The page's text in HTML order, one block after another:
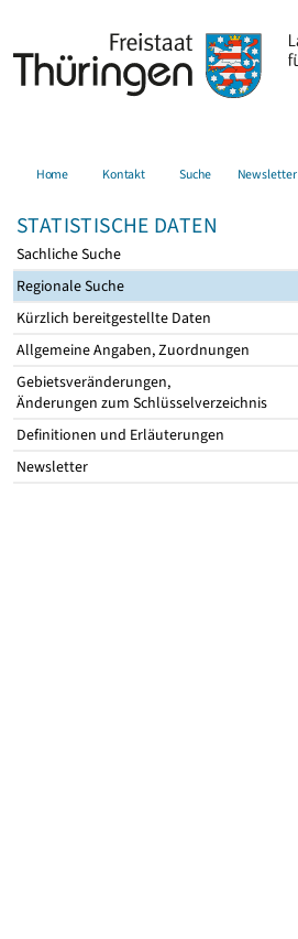
Home Kontakt Suche Newsletter
STATISTISCHE DATEN
Sachliche Suche
Regionale Suche
Kürzlich bereitgestellte Daten
Allgemeine Angaben, Zuordnungen
Gebietsveränderungen,
Änderungen zum Schlüsselverzeichnis
Definitionen und Erläuterungen
Newsletter